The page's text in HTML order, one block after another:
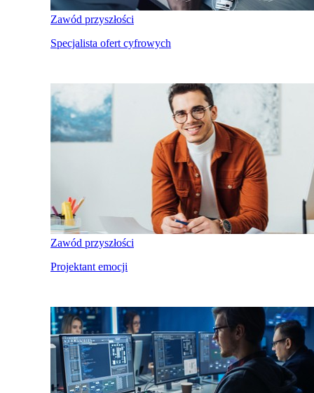
Zawód przyszłości
Specjalista ofert cyfrowych
Zawód przyszłości
Projektant emocji